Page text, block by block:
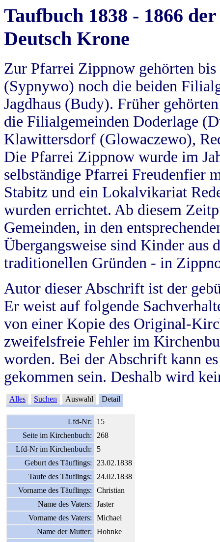
Taufbuch 1838 - 1866
Deutsch Krone
Zur Pfarrei Zippnow gehörten
(Sypnywo) noch die beiden
Jagdhaus (Budy). Früher
die Filialgemeinden Doderlage
Klawittersdorf (Glowaczewo),
Die Pfarrei Zippnow wurde im
selbständige Pfarrei Freudenfier
Stabitz und ein Lokalvikariat
wurden errichtet. Ab diesem
Gemeinden, in den
Übergangsweise sind Kinder aus
traditionellen Gründen - in
Autor dieser Abschrift ist der
Er weist auf folgende
von einer Kopie des Original-
zweifelsfreie Fehler im
worden. Bei der Abschrift kann
gekommen sein. Deshalb wird
Alles Suchen Auswahl Detail
Lfd-Nr:
15
Seite im Kirchenbuch:
268
Lfd-Nr im Kirchenbuch:
5
Geburt des Täuflings:
23.02.1838
Taufe des Täuflings:
24.02.1838
Vorname des Täuflings:
Christian
Name des Vaters:
Jaster
Vorname des Vaters:
Michael
Name der Mutter:
Hohnke